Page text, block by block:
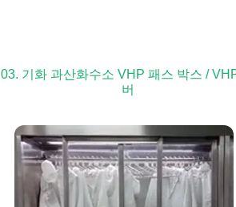
03. 기화 과산화수소 VHP 패스 박스 /
버